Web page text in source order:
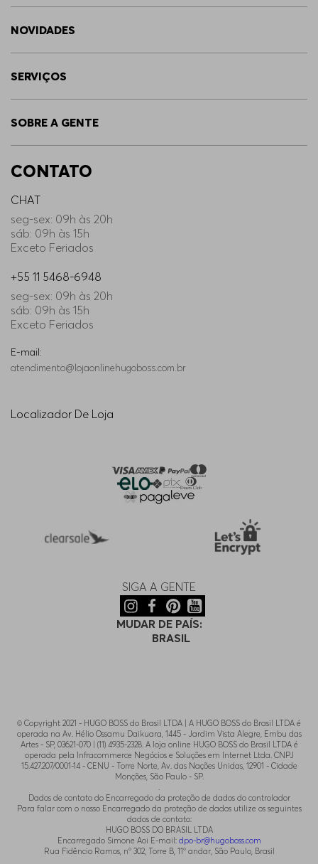
NOVIDADES
SERVIÇOS
SOBRE A GENTE
CONTATO
CHAT
seg-sex: 09h às 20h
sáb: 09h às 15h
Exceto Feriados
+55 11 5468-6948
seg-sex: 09h às 20h
sáb: 09h às 15h
Exceto Feriados
E-mail:
atendimento@lojaonlinehugoboss.com.br
Localizador De Loja
SIGA A GENTE
MUDAR DE PAÍS:
BRASIL
© Copyright 2021 - HUGO BOSS do Brasil LTDA | A HUGO BOSS do Brasil LTDA é
operada na Av. Hélio Ossamu Daikuara, 1445 - Jardim Vista Alegre, Embu das
Artes - SP, 03621-070 | (11) 4935-2328. A loja online HUGO BOSS do Brasil LTDA é
operada pela Infracommerce Negócios e Soluções em Internet Ltda. CNPJ
15.427.207/0001-14 - CENU - Torre Norte, Av. das Nações Unidas, 12901 - Cidade
Monções, São Paulo - SP.
.
Dados de contato do Encarregado da proteção de dados do controlador
Para falar com o nosso Encarregado da proteção de dados utilize os seguintes
dados de contato:
HUGO BOSS DO BRASIL LTDA
Encarregado Simone Aoi E-mail: dpo-br@hugoboss.com
Rua Fidêncio Ramos, n° 302, Torre B, 11° andar, São Paulo, Brasil